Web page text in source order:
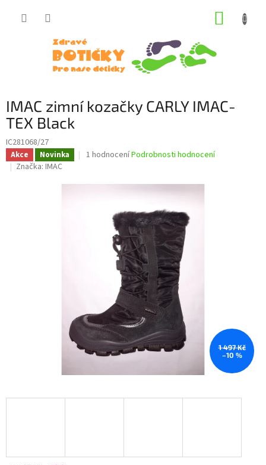
IMAC zimní kozačky CARLY IMAC-
TEX Black
IC281068/27
Akce Novinka
Průměrné
je
hvězdiček.
1 hodnoceníPodrobnosti hodnocení
Značka: IMAC
1 497 Kč
–10 %